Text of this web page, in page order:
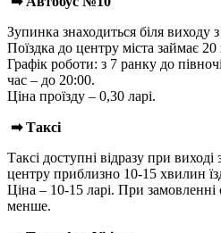
Зупинка знаходиться біля виходу
Поїздка до центру міста займає
Графік роботи: з 7 ранку до
час – до 20:00.
Ціна проїзду – 0,30 ларі.
➡ Таксі
Таксі доступні відразу при
центру приблизно 10-15 хвилин
Ціна – 10-15 ларі. При
менше.